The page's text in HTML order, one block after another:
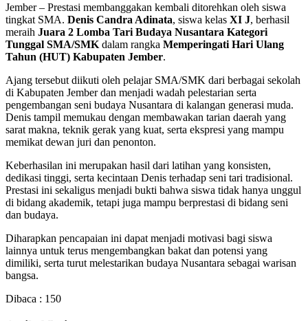
Jember – Prestasi membanggakan kembali ditorehkan oleh siswa
tingkat SMA. Denis Candra Adinata, siswa kelas XI J, berhasil
meraih Juara 2 Lomba Tari Budaya Nusantara Kategori
Tunggal SMA/SMK dalam rangka Memperingati Hari Ulang
Tahun (HUT) Kabupaten Jember.
Ajang tersebut diikuti oleh pelajar SMA/SMK dari berbagai sekolah
di Kabupaten Jember dan menjadi wadah pelestarian serta
pengembangan seni budaya Nusantara di kalangan generasi muda.
Denis tampil memukau dengan membawakan tarian daerah yang
sarat makna, teknik gerak yang kuat, serta ekspresi yang mampu
memikat dewan juri dan penonton.
Keberhasilan ini merupakan hasil dari latihan yang konsisten,
dedikasi tinggi, serta kecintaan Denis terhadap seni tari tradisional.
Prestasi ini sekaligus menjadi bukti bahwa siswa tidak hanya unggul
di bidang akademik, tetapi juga mampu berprestasi di bidang seni
dan budaya.
Diharapkan pencapaian ini dapat menjadi motivasi bagi siswa
lainnya untuk terus mengembangkan bakat dan potensi yang
dimiliki, serta turut melestarikan budaya Nusantara sebagai warisan
bangsa.
Dibaca : 150